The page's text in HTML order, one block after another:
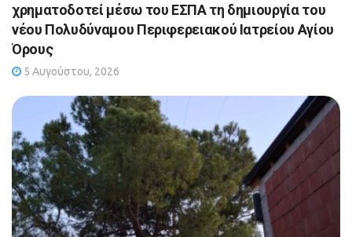
χρηματοδοτεί μέσω του ΕΣΠΑ τη δημιουργία του
νέου Πολυδύναμου Περιφερειακού Ιατρείου Αγίου
Όρους
5 Αυγούστου, 2026